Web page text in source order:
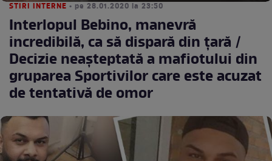
STIRI INTERNE • pe 28.01.2020 la 23:50
Interlopul Bebino, manevră
incredibilă, ca să dispară din ţară /
Decizie neaşteptată a mafiotului din
gruparea Sportivilor care este acuzat
de tentativă de omor